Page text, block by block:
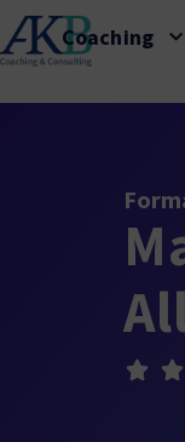
Coaching